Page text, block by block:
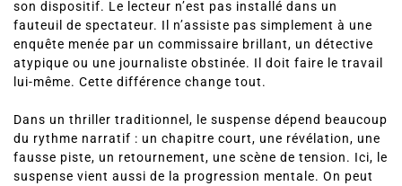
son dispositif. Le lecteur n’est pas installé dans un
fauteuil de spectateur. Il n’assiste pas simplement à une
enquête menée par un commissaire brillant, un détective
atypique ou une journaliste obstinée. Il doit faire le travail
lui-même. Cette différence change tout.
Dans un thriller traditionnel, le suspense dépend beaucoup
du rythme narratif : un chapitre court, une révélation, une
fausse piste, un retournement, une scène de tension. Ici, le
suspense vient aussi de la progression mentale. On peut